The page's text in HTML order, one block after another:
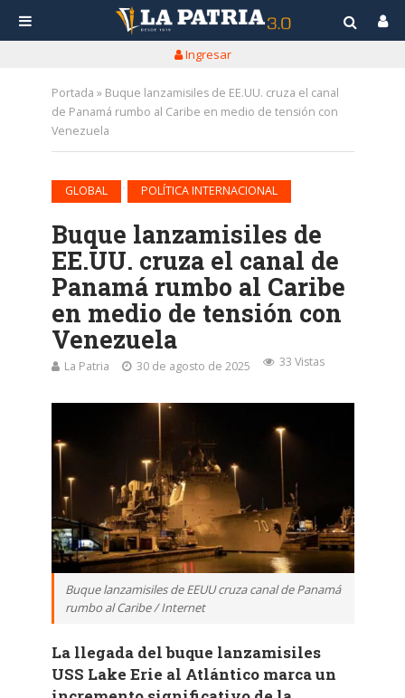
Ingresar
Portada » Buque lanzamisiles de EE.UU. cruza el canal
de Panamá rumbo al Caribe en medio de tensión con
Venezuela
GLOBAL POLÍTICA INTERNACIONAL
Buque lanzamisiles de
EE.UU. cruza el canal de
Panamá rumbo al Caribe
en medio de tensión con
Venezuela
La Patria 30 de agosto de 2025 33 Vistas
Buque lanzamisiles de EEUU cruza canal de Panamá
rumbo al Caribe / Internet
La llegada del buque lanzamisiles
USS Lake Erie al Atlántico marca un